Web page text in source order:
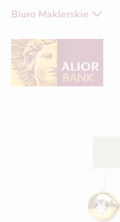
Biuro Maklerskie